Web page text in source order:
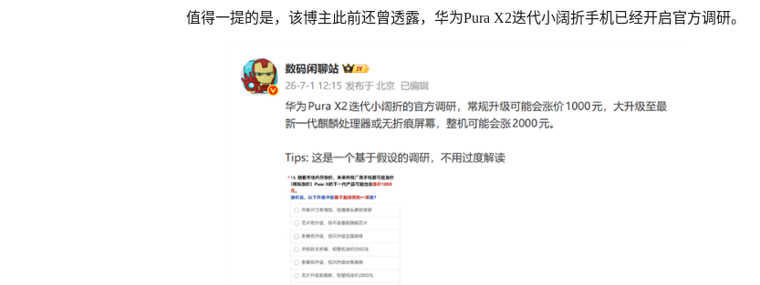
值得一提的是，该博主此前还曾透露，华为Pura X2迭代小阔折手机已经开启官方调研。